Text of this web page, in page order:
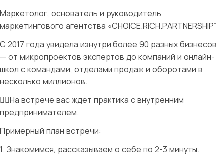
Маркетолог, основатель и руководитель
маркетингового агентства «CHOICE.RICH.PARTNERSHIP”
С 2017 года увидела изнутри более 90 разных бизнесов
— от микропроектов экспертов до компаний и онлайн-
школ с командами, отделами продаж и оборотами в
несколько миллионов.
👉🏻На встрече вас ждет практика с внутренним
предпринимателем.
Примерный план встречи:
1. Знакомимся, рассказываем о себе по 2-3 минуты.